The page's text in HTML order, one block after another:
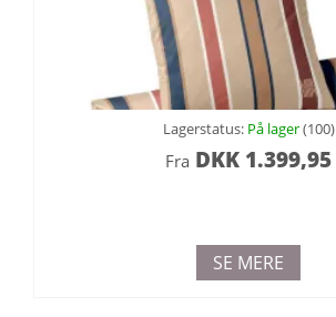
Lagerstatus: På lager(100)
Fra DKK 1.399,95
SE MERE